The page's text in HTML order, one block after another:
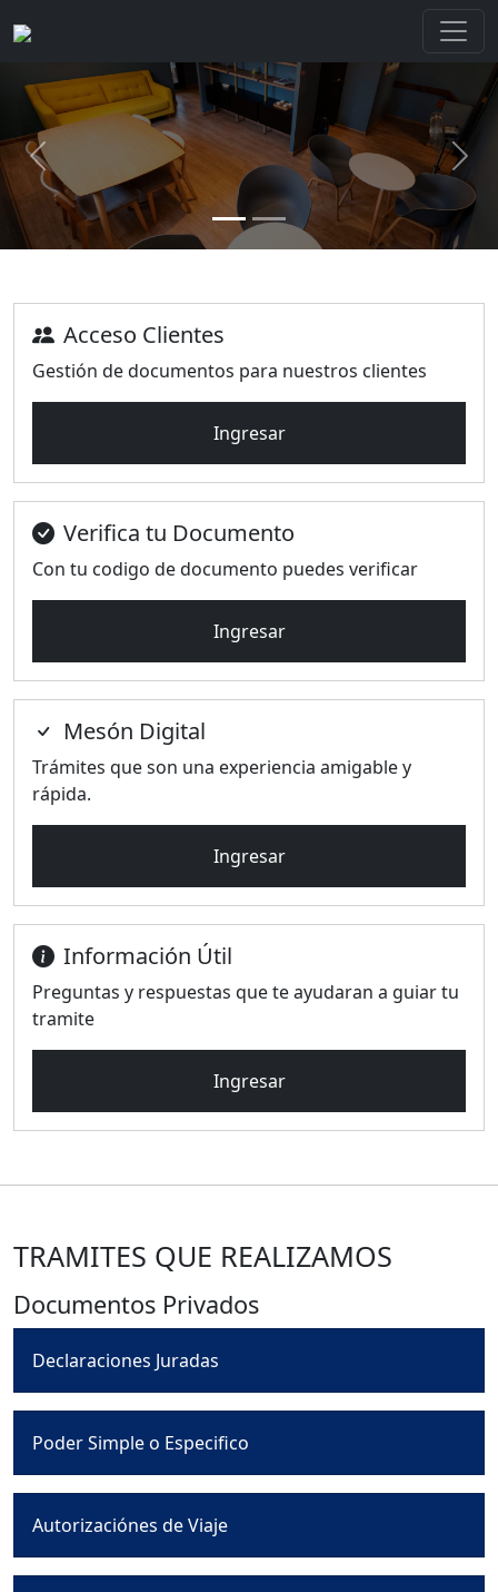
Previous Next
Acceso Clientes
Gestión de documentos para nuestros clientes
Ingresar
Verifica tu Documento
Con tu codigo de documento puedes verificar
Ingresar
Mesón Digital
Trámites que son una experiencia amigable y
rápida.
Ingresar
Información Útil
Preguntas y respuestas que te ayudaran a guiar tu
tramite
Ingresar
TRAMITES QUE REALIZAMOS
Documentos Privados
Declaraciones Juradas
Poder Simple o Especifico
Autorizaciónes de Viaje